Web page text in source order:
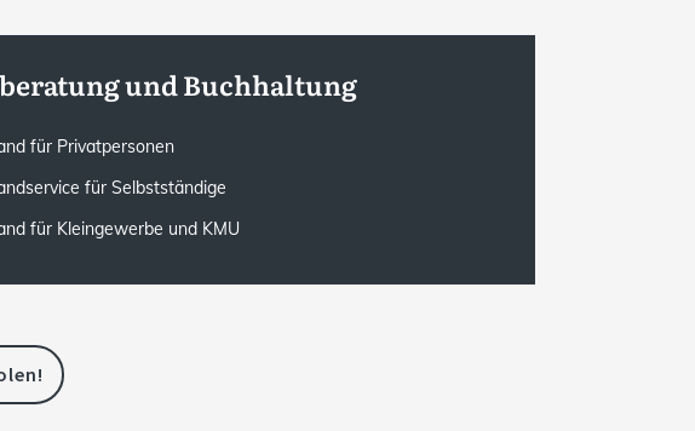
und Buchhaltung
für Privatpersonen
für Selbstständige
für Kleingewerbe und KMU